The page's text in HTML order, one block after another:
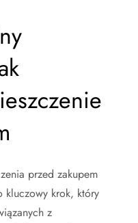
przed zakupem
kluczowy krok, który
z